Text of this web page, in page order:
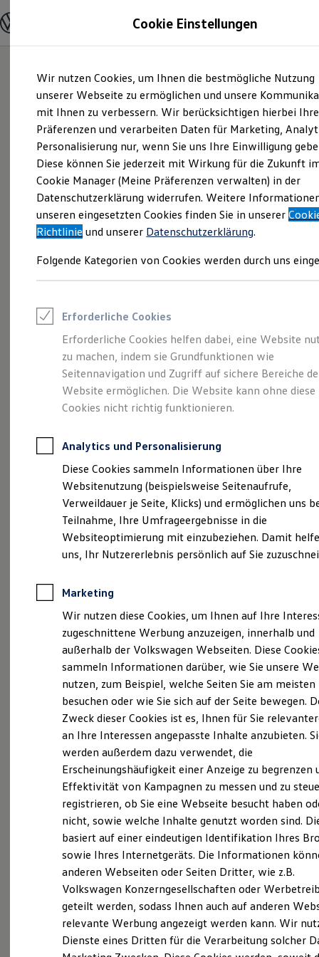
Hauptinhalt
springen
Footer
springen
Modelle und Konfigurator
Modelle vergleichen
Elektroautos
ENERGY Sondermodelle
Nutzfahrzeuge
SUV und CUV
Familienautos
Kombis
Kompaktwagen
Sportwagen
Schnell verfügbare Fahrzeuge
Angebote und Produkte
Aktuelle Angebote
E-Auto-Förderung
Volkswagen Marktplatz
Junge Gebrauchtwagen und Gebrauchtwagen
Saisonangebote
Leasing
Leasing-Angebote
Gebrauchtwagen Leasing
Junge Gebrauchtwagen-Leasing
Elektroauto Leasing
Kleinwagen-Leasing
Leasing ohne Anzahlung
Autokredit mit Schlussrate
Versicherungen und Garantien
Kfz-Versicherung
Restschuldversicherungen
Garantien
Wartungsverträge
Geschäftskunden
Professional Class bei Volkswagen
Großkunden
Behörden
Anpfiff zum Gewinn
Elektroautos
ID. Tutorials
Elektrofahrzeugkonzepte
Reichweite
Reichweite der ID. Modelle
Reichweite im Winter
Laden
Laden unterwegs
Laden Zuhause
Ladezeitensimulator
Batterie
Sicherheit
Garantie und Lebensdauer
Nachhaltigkeit
Technologie
Kosten und Kauf
Verbrauchskosten
Kaufoptionen
E-Auto-Förderung
Software und Konnektivität
Die ID. Software 6
ID. Software Versionen und Updates
Digitale Extras
Schnittstellen zu Ihrem ID.
Die ENERGY
Sondermodelle
(Impressum & Rechtliches
Probefahrt vereinbaren
Fahrzeugangebot anfordern
Servicetermin buchen
Serviceanfrage stellen
Cookie Einstellungen
Wir nutzen Cookies, um Ihnen die bestmögliche Nutzung
unserer Webseite zu ermöglichen und unsere
mit Ihnen zu verbessern. Wir berücksichtigen hierbei Ihre
Präferenzen und verarbeiten Daten für Marketing,
Personalisierung nur, wenn Sie uns Ihre Einwilligung
Diese können Sie jederzeit mit Wirkung für die Zukunft
Cookie Manager (Meine Präferenzen verwalten) in der
Datenschutzerklärung widerrufen. Weitere
unseren eingesetzten Cookies finden Sie in unserer
Richtlinie und unserer Datenschutzerklärung.
Folgende Kategorien von Cookies werden durch uns
Erforderliche Cookies
Erforderliche Cookies helfen dabei, eine Website
zu machen, indem sie Grundfunktionen wie
Seitennavigation und Zugriff auf sichere Bereiche
Website ermöglichen. Die Website kann ohne diese
Cookies nicht richtig funktionieren.
Analytics und Personalisierung
Diese Cookies sammeln Informationen über Ihre
Websitenutzung (beispielsweise Seitenaufrufe,
Verweildauer je Seite, Klicks) und ermöglichen uns
Teilnahme, Ihre Umfrageergebnisse in die
Websiteoptimierung mit einzubeziehen. Damit
uns, Ihr Nutzererlebnis persönlich auf Sie
Marketing
Wir nutzen diese Cookies, um Ihnen auf Ihre
zugeschnittene Werbung anzuzeigen, innerhalb und
außerhalb der Volkswagen Webseiten. Diese
sammeln Informationen darüber, wie Sie unsere
nutzen, zum Beispiel, welche Seiten Sie am meisten
besuchen oder wie Sie sich auf der Seite bewegen.
Zweck dieser Cookies ist es, Ihnen für Sie
an Ihre Interessen angepasste Inhalte anzubieten.
werden außerdem dazu verwendet, die
Erscheinungshäufigkeit einer Anzeige zu begrenzen
Effektivität von Kampagnen zu messen und zu
registrieren, ob Sie eine Webseite besucht haben
nicht, sowie welche Inhalte genutzt worden sind.
basiert auf einer eindeutigen Identifikation Ihres
sowie Ihres Internetgeräts. Die Informationen
anderen Webseiten oder Seiten Dritter, wie z.B.
Volkswagen Konzerngesellschaften oder
geteilt werden, sodass Ihnen auch auf anderen
relevante Werbung angezeigt werden kann. Wir
Dienste eines Dritten für die Verarbeitung solcher